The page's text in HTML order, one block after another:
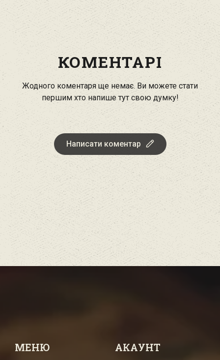
КОМЕНТАРІ
Жодного коментаря ще немає. Ви можете стати
першим хто напише тут свою думку!
Написати коментар
МЕНЮ АКАУНТ